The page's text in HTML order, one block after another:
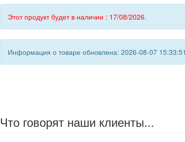
Этот продукт будет в наличии : 17/08/2026.
Информация о товаре обновлена: 2026-08-07 15:33:51
Что говорят наши клиенты...